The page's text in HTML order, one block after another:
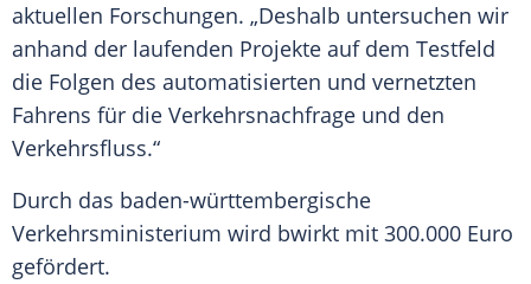
aktuellen Forschungen. „Deshalb untersuchen wir
anhand der laufenden Projekte auf dem Testfeld
die Folgen des automatisierten und vernetzten
Fahrens für die Verkehrsnachfrage und den
Verkehrsfluss.“
Durch das baden-württembergische
Verkehrsministerium wird bwirkt mit 300.000 Euro
gefördert.